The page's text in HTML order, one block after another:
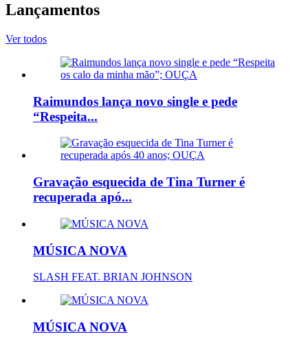
Lançamentos
Ver todos
Raimundos lança novo single e pede
“Respeita...
Gravação esquecida de Tina Turner é
recuperada apó...
MÚSICA NOVA
SLASH FEAT. BRIAN JOHNSON
MÚSICA NOVA